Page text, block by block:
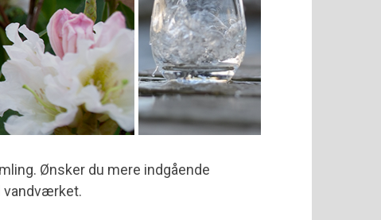
Ønsker du mere indgående
vandværket.